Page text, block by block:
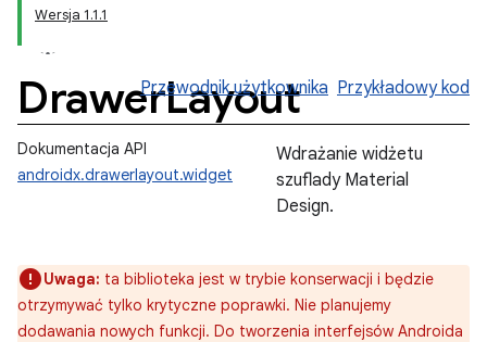
Wersja 1.1.1
DrawerLayout
Przewodnik użytkownika Przykładowy kod
Dokumentacja API
androidx.drawerlayout.widget
Wdrażanie widżetu
szuflady Material
Design.
Uwaga: ta biblioteka jest w trybie konserwacji i będzie
otrzymywać tylko krytyczne poprawki. Nie planujemy
dodawania nowych funkcji. Do tworzenia interfejsów Androida